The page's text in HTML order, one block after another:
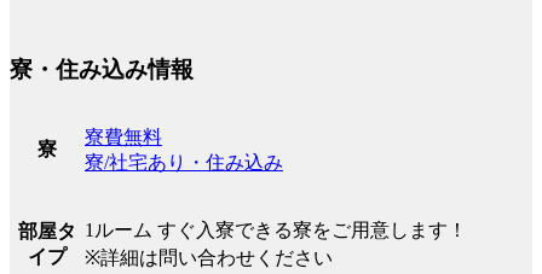
寮・住み込み情報
寮
寮費無料
寮/社宅あり・住み込み
部屋タ
イプ
1ルーム すぐ入寮できる寮をご用意します！
※詳細は問い合わせください